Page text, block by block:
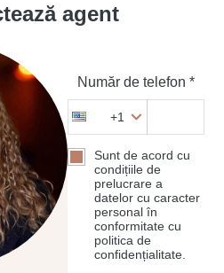
agent
Număr de telefon *
+1
Sunt de acord cu
condițiile de
prelucrare a
datelor cu caracter
personal în
conformitate cu
politica de
confidențialitate.